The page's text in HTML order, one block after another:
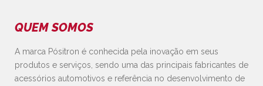
QUEM SOMOS
A marca Pósitron é conhecida pela inovação em seus
produtos e serviços, sendo uma das principais fabricantes de
acessórios automotivos e referência no desenvolvimento de